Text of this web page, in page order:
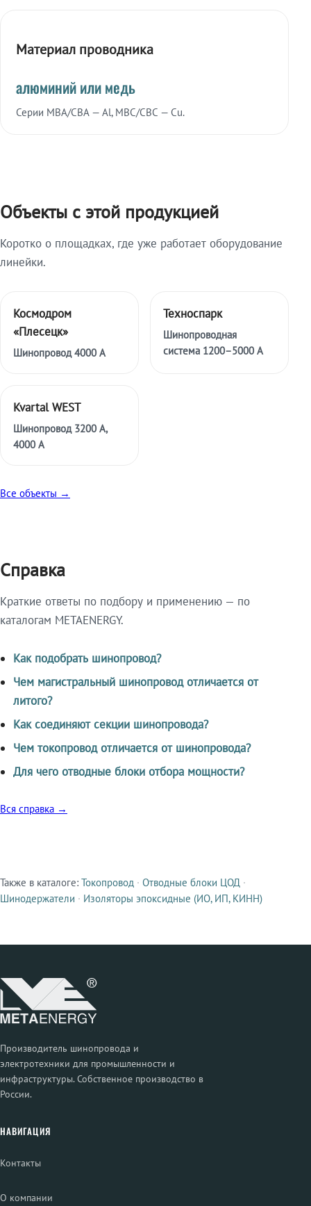
Материал проводника
алюминий или медь
Серии МВА/СВА — Al, МВС/СВС — Cu.
Объекты с этой продукцией
Коротко о площадках, где уже работает оборудование
линейки.
Космодром
«Плесецк»
Шинопровод 4000 А
Техноспарк
Шинопроводная
система 1200–5000 А
Kvartal WEST
Шинопровод 3200 А,
4000 А
Все объекты →
Справка
Краткие ответы по подбору и применению — по
каталогам METAENERGY.
Как подобрать шинопровод?
Чем магистральный шинопровод отличается от
литого?
Как соединяют секции шинопровода?
Чем токопровод отличается от шинопровода?
Для чего отводные блоки отбора мощности?
Вся справка →
Смежные продукты
Также в каталоге: Токопровод · Отводные блоки ЦОД ·
Шинодержатели · Изоляторы эпоксидные (ИО, ИП, КИНН)
Производитель шинопровода и
электротехники для промышленности и
инфраструктуры. Собственное производство в
России.
НАВИГАЦИЯ
Контакты
О компании